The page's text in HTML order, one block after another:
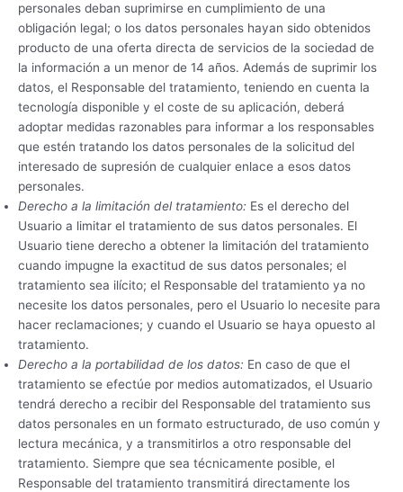
personales deban suprimirse en cumplimiento de una
obligación legal; o los datos personales hayan sido obtenidos
producto de una oferta directa de servicios de la sociedad de
la información a un menor de 14 años. Además de suprimir los
datos, el Responsable del tratamiento, teniendo en cuenta la
tecnología disponible y el coste de su aplicación, deberá
adoptar medidas razonables para informar a los responsables
que estén tratando los datos personales de la solicitud del
interesado de supresión de cualquier enlace a esos datos
personales.
Derecho a la limitación del tratamiento: Es el derecho del
Usuario a limitar el tratamiento de sus datos personales. El
Usuario tiene derecho a obtener la limitación del tratamiento
cuando impugne la exactitud de sus datos personales; el
tratamiento sea ilícito; el Responsable del tratamiento ya no
necesite los datos personales, pero el Usuario lo necesite para
hacer reclamaciones; y cuando el Usuario se haya opuesto al
tratamiento.
Derecho a la portabilidad de los datos: En caso de que el
tratamiento se efectúe por medios automatizados, el Usuario
tendrá derecho a recibir del Responsable del tratamiento sus
datos personales en un formato estructurado, de uso común y
lectura mecánica, y a transmitirlos a otro responsable del
tratamiento. Siempre que sea técnicamente posible, el
Responsable del tratamiento transmitirá directamente los